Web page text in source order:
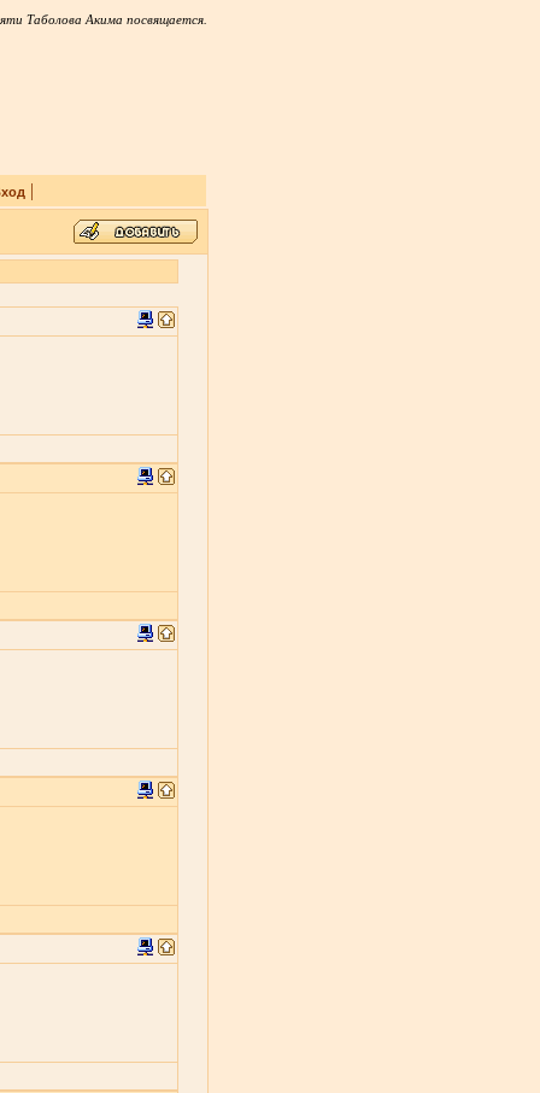
Таболова Акима посвящается.
|